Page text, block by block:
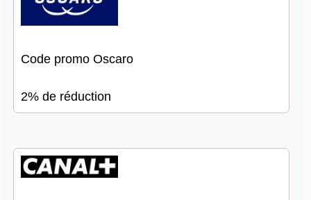
Code promo Oscaro
2% de réduction